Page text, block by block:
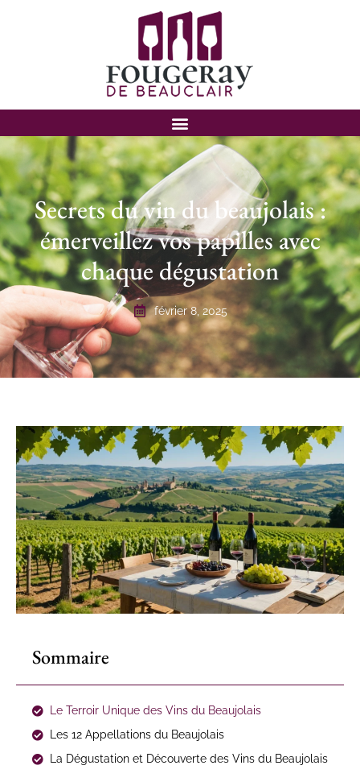
Secrets du vin du beaujolais :
émerveillez vos papilles avec
chaque dégustation
février 8, 2025
Sommaire
Le Terroir Unique des Vins du Beaujolais
Les 12 Appellations du Beaujolais
La Dégustation et Découverte des Vins du Beaujolais